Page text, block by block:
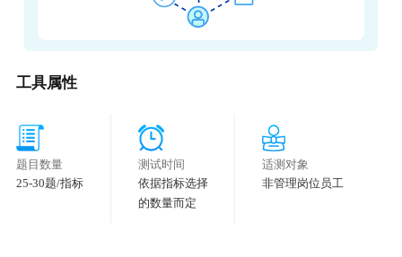
工具属性
题目数量
25-30题/指标
测试时间
依据指标选择
的数量而定
适测对象
非管理岗位员工